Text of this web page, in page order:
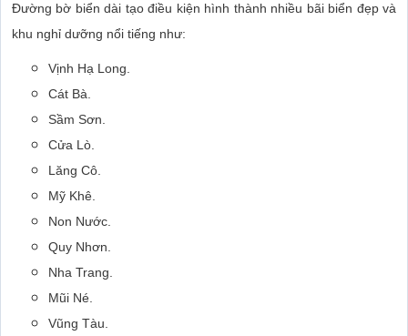
Đường bờ biển dài tạo điều kiện hình thành nhiều bãi biển đẹp và
khu nghỉ dưỡng nổi tiếng như:
Vịnh Hạ Long.
Cát Bà.
Sầm Sơn.
Cửa Lò.
Lăng Cô.
Mỹ Khê.
Non Nước.
Quy Nhơn.
Nha Trang.
Mũi Né.
Vũng Tàu.